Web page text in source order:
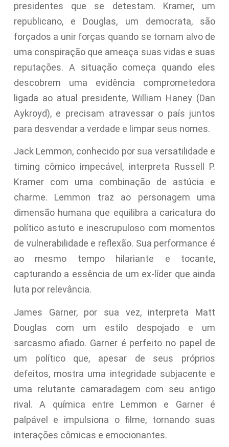
presidentes que se detestam. Kramer, um
republicano, e Douglas, um democrata, são
forçados a unir forças quando se tornam alvo de
uma conspiração que ameaça suas vidas e suas
reputações. A situação começa quando eles
descobrem uma evidência comprometedora
ligada ao atual presidente, William Haney (Dan
Aykroyd), e precisam atravessar o país juntos
para desvendar a verdade e limpar seus nomes.
Jack Lemmon, conhecido por sua versatilidade e
timing cômico impecável, interpreta Russell P.
Kramer com uma combinação de astúcia e
charme. Lemmon traz ao personagem uma
dimensão humana que equilibra a caricatura do
político astuto e inescrupuloso com momentos
de vulnerabilidade e reflexão. Sua performance é
ao mesmo tempo hilariante e tocante,
capturando a essência de um ex-líder que ainda
luta por relevância.
James Garner, por sua vez, interpreta Matt
Douglas com um estilo despojado e um
sarcasmo afiado. Garner é perfeito no papel de
um político que, apesar de seus próprios
defeitos, mostra uma integridade subjacente e
uma relutante camaradagem com seu antigo
rival. A química entre Lemmon e Garner é
palpável e impulsiona o filme, tornando suas
interações cômicas e emocionantes.